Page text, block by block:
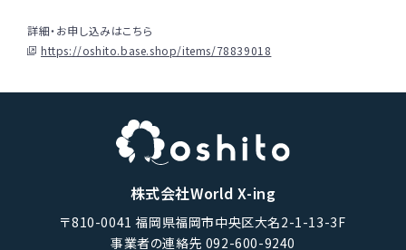
詳細・お申し込みはこちら
https://oshito.base.shop/items/78839018
株式会社World X-ing
〒810-0041 福岡県福岡市中央区大名2-1-13-3F
事業者の連絡先 092-600-9240